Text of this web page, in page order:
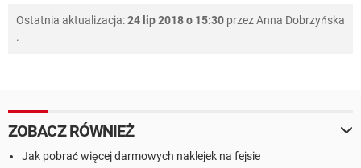
Ostatnia aktualizacja:24 lip 2018 o 15:30 przezAnna Dobrzyńska
.
ZOBACZ RÓWNIEŻ
Jak pobrać więcej darmowych naklejek na fejsie